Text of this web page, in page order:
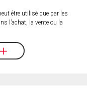
être utilisé que par les
l’achat, la vente ou la